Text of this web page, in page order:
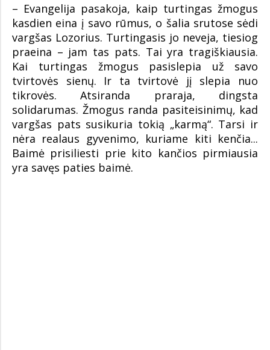
– Evangelija pasakoja, kaip turtingas žmogus
kasdien eina į savo rūmus, o šalia srutose sėdi
vargšas Lozorius. Turtingasis jo neveja, tiesiog
praeina – jam tas pats. Tai yra tragiškiausia.
Kai turtingas žmogus pasislepia už savo
tvirtovės sienų. Ir ta tvirtovė jį slepia nuo
tikrovės. Atsiranda praraja, dingsta
solidarumas. Žmogus randa pasiteisinimų, kad
vargšas pats susikuria tokią „karmą“. Tarsi ir
nėra realaus gyvenimo, kuriame kiti kenčia...
Baimė prisiliesti prie kito kančios pirmiausia
yra savęs paties baimė.